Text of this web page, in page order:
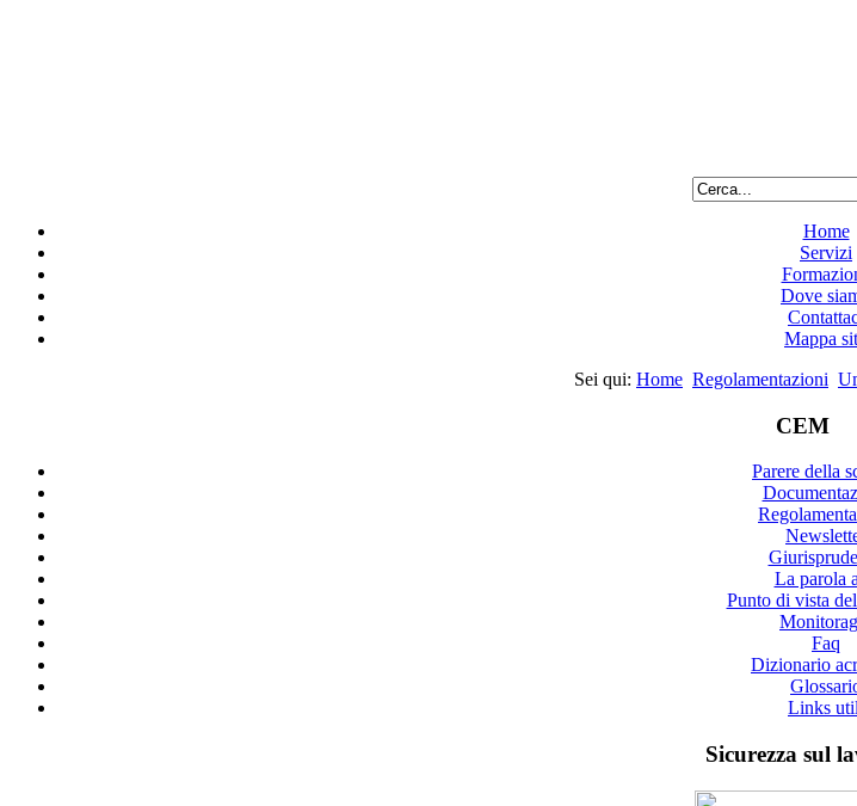
Home
Servizi
Dove
Mappa
Sei qui: Home Regolamentazioni
CEM
Parere della
La parola
Punto di vista
Faq
Dizionario
Links
Sicurezza sul